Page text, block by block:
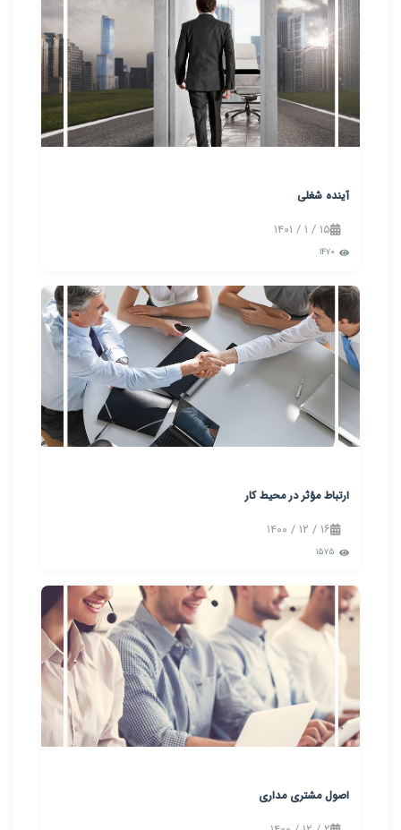
آینده شغلی
۱۵ / ۱ / ۱۴۰۱
۱۴۷۰
ارتباط مؤثر در محیط کار
۱۶ / ۱۲ / ۱۴۰۰
۱۵۷۵
اصول مشتری مداری